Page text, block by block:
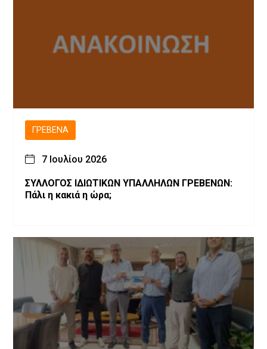
ΓΡΕΒΕΝΆ
7 Ιουλίου 2026
ΣΥΛΛΟΓΟΣ ΙΔΙΩΤΙΚΩΝ ΥΠΑΛΛΗΛΩΝ ΓΡΕΒΕΝΩΝ:
Πάλι η κακιά η ώρα;